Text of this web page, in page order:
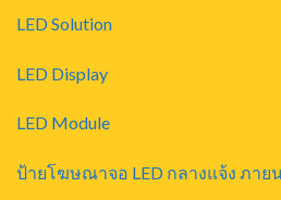
LED Solution
LED Display
LED Module
ป้ายโฆษณาจอ LED กลางแจ้ง ภาย